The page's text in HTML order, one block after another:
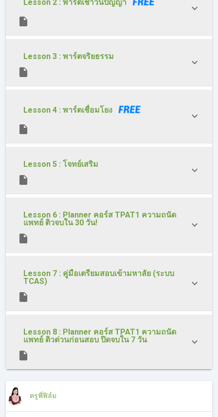
Lesson 2 : พาร์ตเชาวน์ปัญญา
Lesson 3 : พาร์ตจริยธรรม
Lesson 4 : พาร์ตเชื่อมโยง
Lesson 5 : โจทย์เสริม
Lesson 6 : Planner คอร์ส TPAT1 ความถนัด
แพทย์ ติวจบใน 30 วัน!
Lesson 7 : คู่มือเตรียมสอบเข้ามหาลัย (ระบบ
TCAS)
Lesson 8 : Planner คอร์ส TPAT1 ความถนัด
แพทย์ ติวด่วนก่อนสอบ ปิดจบใน 7 วัน
ครูพี่ฟิล์ม